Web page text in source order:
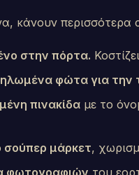
κάνουν περισσότερα
στην πόρτα.
φώτα για την
πινακίδα με το
μάρκετ,
φωτογραφιών του